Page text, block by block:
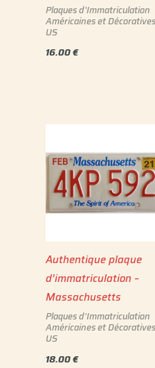
Plaques d'Immatriculation
Américaines et Décoratives
US
16.00€
Authentique plaque
d’immatriculation –
Massachusetts
Plaques d'Immatriculation
Américaines et Décoratives
US
18.00€